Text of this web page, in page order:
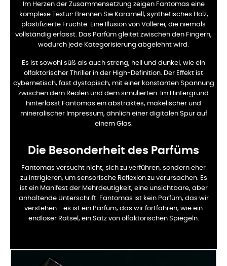
Im Herzen der Zusammensetzung zeigen Fantomas eine
komplexe Textur: Brennen Sie Karamell, synthetisches Holz,
plastifizierte Früchte. Eine Illusion von Völlerei, die niemals
vollständig erfasst. Das Parfüm gleitet zwischen den Fingern,
wodurch jede Kategorisierung abgelehnt wird.
Es ist sowohl süß als auch streng, hell und dunkel, wie ein
olfaktorischer Thriller in der High-Definition. Der Effekt ist
cybernetisch, fast dystopisch, mit einer konstanten Spannung
zwischen dem Realen und dem simulierten.
Im Hintergrund
hinterlässt Fantomas ein abstraktes, makelischer und
mineralischer Impressum, ähnlich einer digitalen Spur auf
einem Glas.
Die Besonderheit des Parfüms
Fantomas versucht nicht, sich zu verführen, sondern eher
zu intrigieren, um sensorische Reflexion zu verursachen. Es
ist ein Manifest der Mehrdeutigkeit, eine unsichtbare, aber
anhaltende Unterschrift. Fantomas ist kein Parfüm, das wir
verstehen - es ist ein Parfüm, das wir fortfahren, wie ein
endloser Rätsel, ein Satz von olfaktorischen Spiegeln.